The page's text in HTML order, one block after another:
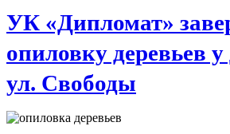
УК «Дипломат»
опиловку деревьев
ул. Свободы